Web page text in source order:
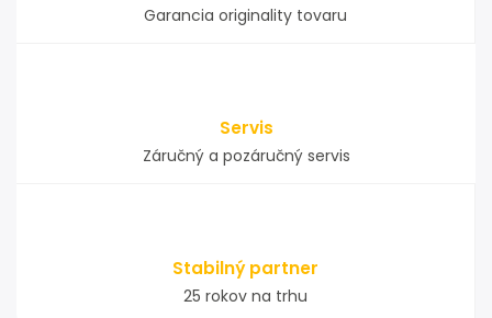
Garancia originality tovaru
Servis
Záručný a pozáručný servis
Stabilný partner
25 rokov na trhu